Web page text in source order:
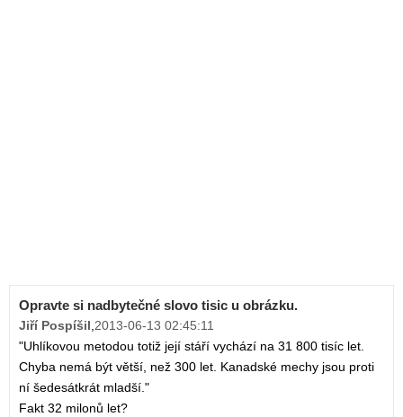
Opravte si nadbytečné slovo tisic u obrázku.
Jiří Pospíšil,2013-06-13 02:45:11
"Uhlíkovou metodou totiž její stáří vychází na 31 800 tisíc let.
Chyba nemá být větší, než 300 let. Kanadské mechy jsou proti
ní šedesátkrát mladší."
Fakt 32 milonů let?